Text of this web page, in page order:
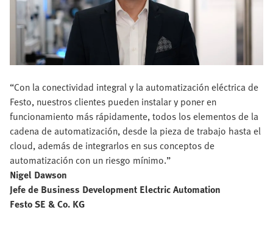
“Con la conectividad integral y la automatización eléctrica de
Festo, nuestros clientes pueden instalar y poner en
funcionamiento más rápidamente, todos los elementos de la
cadena de automatización, desde la pieza de trabajo hasta el
cloud, además de integrarlos en sus conceptos de
automatización con un riesgo mínimo.”
Nigel Dawson
Jefe de Business Development Electric Automation
Festo SE & Co. KG